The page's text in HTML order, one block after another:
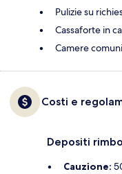
Pulizie su
Cassaforte in
Camere
Costi e
Depositi
Cauzione: